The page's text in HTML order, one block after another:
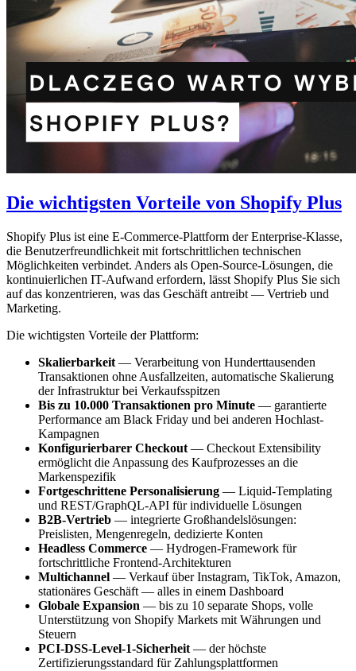
Die wichtigsten Vorteile von Shopify Plus
Shopify Plus ist eine E-Commerce-Plattform der Enterprise-Klasse,
die Benutzerfreundlichkeit mit fortschrittlichen technischen
Möglichkeiten verbindet. Anders als Open-Source-Lösungen, die
kontinuierlichen IT-Aufwand erfordern, lässt Shopify Plus Sie sich
auf das konzentrieren, was das Geschäft antreibt — Vertrieb und
Marketing.
Die wichtigsten Vorteile der Plattform:
Skalierbarkeit — Verarbeitung von Hunderttausenden
Transaktionen ohne Ausfallzeiten, automatische Skalierung
der Infrastruktur bei Verkaufsspitzen
Bis zu 10.000 Transaktionen pro Minute — garantierte
Performance am Black Friday und bei anderen Hochlast-
Kampagnen
Konfigurierbarer Checkout — Checkout Extensibility
ermöglicht die Anpassung des Kaufprozesses an die
Markenspezifik
Fortgeschrittene Personalisierung — Liquid-Templating
und REST/GraphQL-API für individuelle Lösungen
B2B-Vertrieb — integrierte Großhandelslösungen:
Preislisten, Mengenregeln, dedizierte Konten
Headless Commerce — Hydrogen-Framework für
fortschrittliche Frontend-Architekturen
Multichannel — Verkauf über Instagram, TikTok, Amazon,
stationäres Geschäft — alles in einem Dashboard
Globale Expansion — bis zu 10 separate Shops, volle
Unterstützung von Shopify Markets mit Währungen und
Steuern
PCI-DSS-Level-1-Sicherheit — der höchste
Zertifizierungsstandard für Zahlungsplattformen